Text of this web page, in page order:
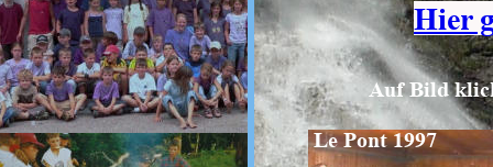
Auf Bild
Le Pont 1997
Hier